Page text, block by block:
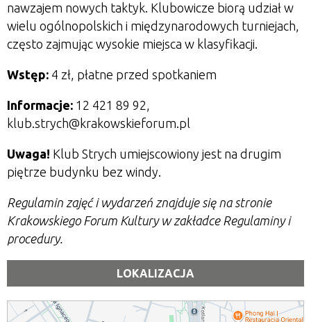
nawzajem nowych taktyk. Klubowicze biorą udział w
wielu ogólnopolskich i międzynarodowych turniejach,
często zajmując wysokie miejsca w klasyfikacji.
Wstęp: 4 zł, płatne przed spotkaniem
Informacje: 12 421 89 92,
klub.strych@krakowskieforum.pl
Uwaga! Klub Strych umiejscowiony jest na drugim
piętrze budynku bez windy.
Regulamin zajęć i wydarzeń znajduje się na stronie
Krakowskiego Forum Kultury w zakładce Regulaminy i
procedury.
LOKALIZACJA